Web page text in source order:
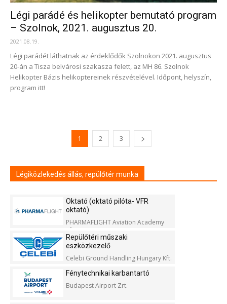
Légi parádé és helikopter bemutató program
– Szolnok, 2021. augusztus 20.
2021.08.19.
Légi parádét láthatnak az érdeklődők Szolnokon 2021. augusztus
20-án a Tisza belvárosi szakasza felett, az MH 86. Szolnok
Helikopter Bázis helikoptereinek részvételével. Időpont, helyszín,
program itt!
1 2 3
Légiközlekedés állás, repülőtér munka
Oktató (oktató pilóta- VFR
oktató)
PHARMAFLIGHT Aviation Academy
Kft.
Repülőtéri műszaki
eszközkezelő
Celebi Ground Handling Hungary Kft.
Fénytechnikai karbantartó
Budapest Airport Zrt.